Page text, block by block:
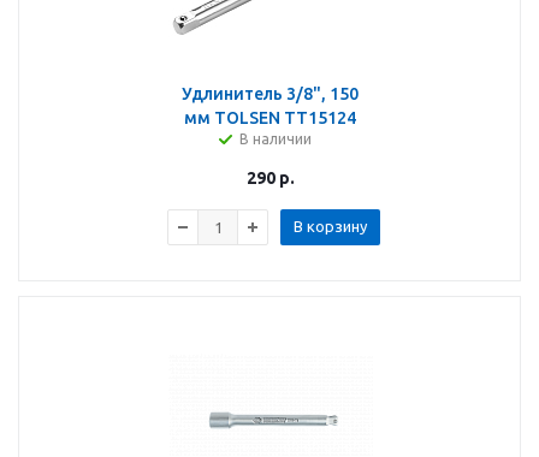
Удлинитель 3/8", 150
мм TOLSEN TT15124
В наличии
290р.
В корзину